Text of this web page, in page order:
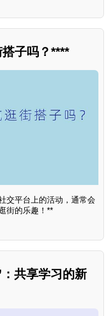
子吗？****
交平台上的活动，通常会
街的乐趣！**
共享学习的新